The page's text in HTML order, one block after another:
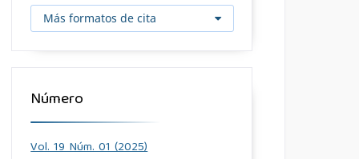
Más formatos de cita
Número
Vol. 19 Núm. 01 (2025)